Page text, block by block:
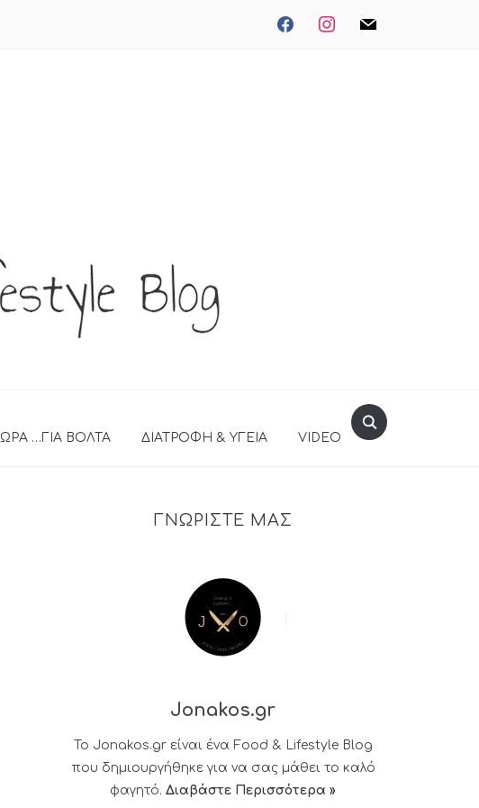
facebookinstagrammail
ΩΡΑ …ΓΙΑ ΒΟΛΤΑ ΔΙΑΤΡΟΦΗ & ΥΓΕΙΑ VIDEO
ΓΝΩΡΙΣΤΕ ΜΑΣ
Jonakos.gr
Το Jonakos.gr είναι ένα Food & Lifestyle Blog
που δημιουργήθηκε για να σας μάθει το καλό
φαγητό. Διαβάστε Περισσότερα »